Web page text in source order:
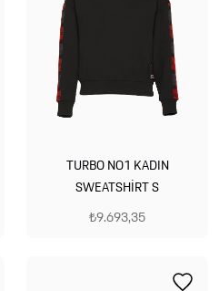
TURBO NO1 KADIN
SWEATSHİRT S
₺9.693,35